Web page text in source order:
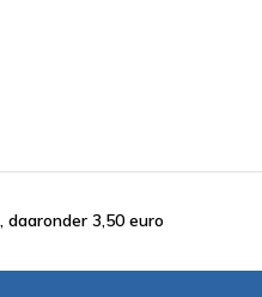
3,50 euro